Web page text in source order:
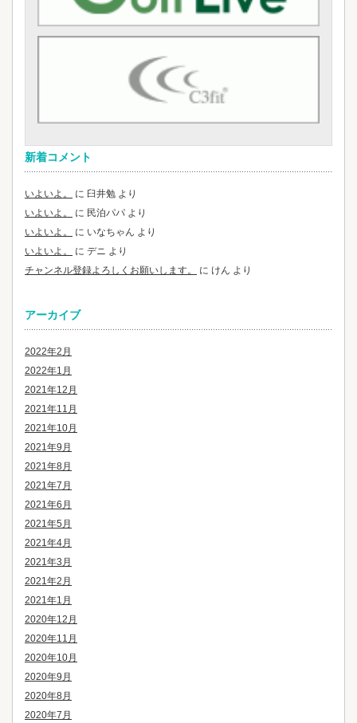
新着コメント
いよいよ。 に 臼井勉 より
いよいよ。
に 民泊パパ より
いよいよ。
に いなちゃん より
いよいよ。
に デニ より
チャンネル登録よろしくお願いします。
に けん より
アーカイブ
2022年2月
2022年1月
2021年12月
2021年11月
2021年10月
2021年9月
2021年8月
2021年7月
2021年6月
2021年5月
2021年4月
2021年3月
2021年2月
2021年1月
2020年12月
2020年11月
2020年10月
2020年9月
2020年8月
2020年7月